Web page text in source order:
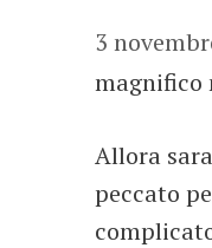
3
magnifico
Allora
peccato